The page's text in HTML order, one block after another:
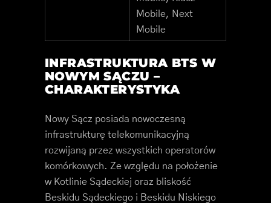
Mobile, Next
Mobile
INFRASTRUKTURA BTS W
NOWYM SĄCZU –
CHARAKTERYSTYKA
Nowy Sącz posiada nowoczesną
infrastrukturę telekomunikacyjną
rozwijaną przez wszystkich operatorów
komórkowych. Ze względu na położenie
w Kotlinie Sądeckiej oraz bliskość
Beskidu Sądeckiego i Beskidu Niskiego